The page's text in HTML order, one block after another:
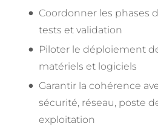
Coordonner les phases
tests et validation
Piloter le déploiement
matériels et logiciels
Garantir la cohérence
sécurité, réseau, poste
exploitation